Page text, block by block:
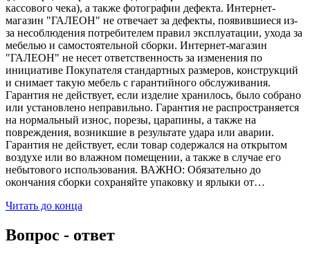
кассового чека), а также фотографии дефекта. Интернет-
магазин "ГАЛЕОН" не отвечает за дефекты, появившиеся из-
за несоблюдения потребителем правил эксплуатации, ухода за
мебелью и самостоятельной сборки. Интернет-магазин
"ГАЛЕОН" не несет ответственность за изменения по
инициативе Покупателя стандартных размеров, конструкций
и снимает такую мебель с гарантийного обслуживания.
Гарантия не действует, если изделие хранилось, было собрано
или установлено неправильно. Гарантия не распространяется
на нормальный износ, порезы, царапины, а также на
повреждения, возникшие в результате удара или аварии.
Гарантия не действует, если товар содержался на открытом
воздухе или во влажном помещении, а также в случае его
небытового использования. ВАЖНО: Обязательно до
окончания сборки сохраняйте упаковку и ярлыки от…
Читать до конца
Вопрос - ответ